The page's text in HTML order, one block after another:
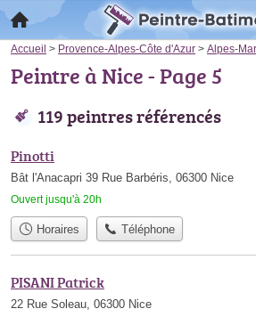
Accueil > Provence-Alpes-Côte d'Azur > Alpes-
Peintre à Nice - Page 5
119 peintres référencés
Pinotti
Bât l'Anacapri 39 Rue Barbéris, 06300 Nice
Ouvert jusqu'à 20h
Horaires Téléphone
PISANI Patrick
22 Rue Soleau, 06300 Nice